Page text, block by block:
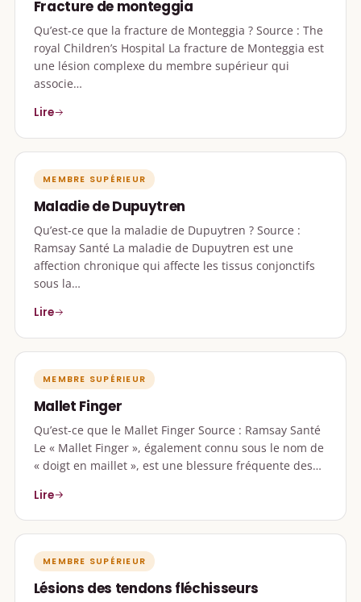
Fracture de monteggia
Qu’est-ce que la fracture de Monteggia ? Source : The
royal Children’s Hospital La fracture de Monteggia est
une lésion complexe du membre supérieur qui
associe…
Lire
MEMBRE SUPÉRIEUR
Maladie de Dupuytren
Qu’est-ce que la maladie de Dupuytren ? Source :
Ramsay Santé La maladie de Dupuytren est une
affection chronique qui affecte les tissus conjonctifs
sous la…
Lire
MEMBRE SUPÉRIEUR
Mallet Finger
Qu’est-ce que le Mallet Finger Source : Ramsay Santé
Le « Mallet Finger », également connu sous le nom de
« doigt en maillet », est une blessure fréquente des…
Lire
MEMBRE SUPÉRIEUR
Lésions des tendons fléchisseurs